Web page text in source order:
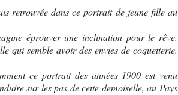
retrouvée dans ce portrait de jeune fille au
éprouver une inclination pour le rêve.
qui semble avoir des envies de coquetterie.
ce portrait des années 1900 est venu
sur les pas de cette demoiselle, au Pays